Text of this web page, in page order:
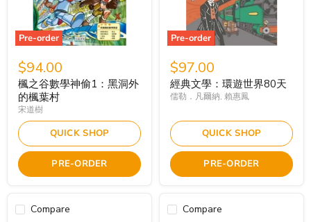
Pre-order
$94.00
楓之谷數學神偷1：黑洞外
的楓葉村
宋道樹
QUICK SHOP
PRE-ORDER
Pre-order
$97.00
經典文學：環遊世界80天
儒勒．凡爾納, 賴惠鳳
QUICK SHOP
PRE-ORDER
Compare Compare